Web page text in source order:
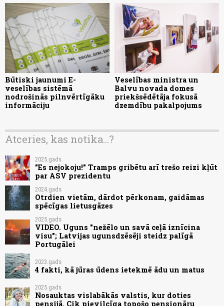
Būtiski jaunumi E-
veselības sistēmā
nodrošinās pilnvērtīgāku
informāciju
Veselības ministra un
Balvu novada domes
priekšsēdētāja fokusā
dzemdību pakalpojums
Atceries, kas notika...?
2025.gads
"Es nejokoju!" Tramps gribētu arī trešo reizi kļūt
par ASV prezidentu
2024.gads
Otrdien vietām, dārdot pērkonam, gaidāmas
spēcīgas lietusgāzes
2025.gads
VIDEO. Uguns "nežēlo un savā ceļā iznīcina
visu"; Latvijas ugunsdzēsēji steidz palīgā
Portugālei
2023.gads
4 fakti, kā jūras ūdens ietekmē ādu un matus
2025.gads
Nosauktas vislabākās valstis, kur doties
pensijā. Cik pievilcīga topošo pensionāru